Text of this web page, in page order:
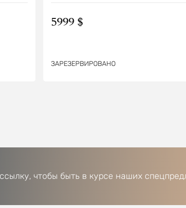
5999 $
ЗАРЕЗЕРВИРОВАНО
чтобы быть в курсе наших